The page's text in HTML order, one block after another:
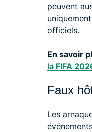
peuvent
officiels.
En savoir
la FIFA
Faux
Les